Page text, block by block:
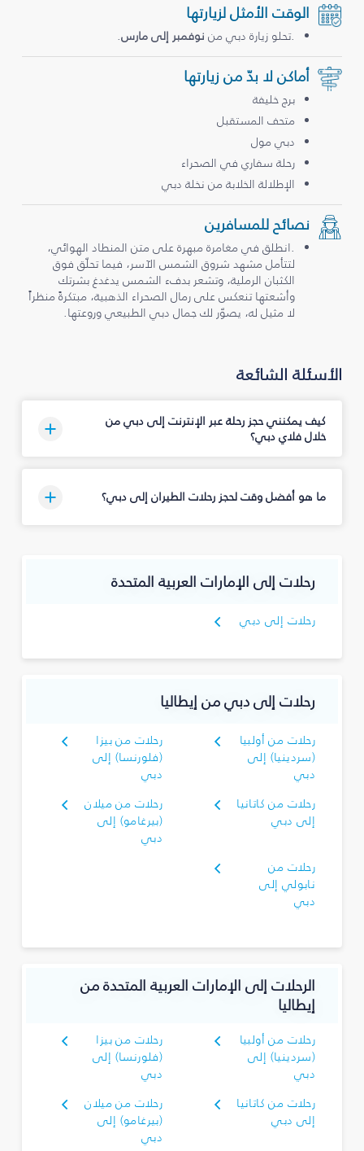
الوقت الأمثل لزيارتها
.تحلو زيارة دبي من نوفمبر إلى مارس.
أماكن لا بدّ من زيارتها
برج خليفة
متحف المستقبل
دبي مول
رحلة سفاري في الصحراء
الإطلالة الخلابة من نخلة دبي
نصائح للمسافرين
.انطلق في مغامرة مبهرة على متن المنطاد الهوائي،
لتتأمل مشهد شروق الشمس الآسر، فيما تحلّق فوق
الكثبان الرملية، وتشعر بدفء الشمس يدغدغ بشرتك
وأشعتها تنعكس على رمال الصحراء الذهبية، مبتكرةً منظراً
لا مثيل له، يصوّر لك جمال دبي الطبيعي وروعتها.
الأسئلة الشائعة
كيف يمكنني حجز رحلة عبر الإنترنت إلى دبي من
خلال فلاي دبي؟
ما هو أفضل وقت لحجز رحلات الطيران إلى دبي؟
رحلات إلى الإمارات العربية المتحدة
رحلات إلى دبي
رحلات إلى دبي من إيطاليا
رحلات من أولبيا
(سردينيا) إلى
دبي
رحلات من بيزا
(فلورنسا) إلى
دبي
رحلات من كاتانيا
إلى دبي
رحلات من ميلان
(بيرغامو) إلى
دبي
رحلات من
نابولي إلى
دبي
الرحلات إلى الإمارات العربية المتحدة من
إيطاليا
رحلات من أولبيا
(سردينيا) إلى
دبي
رحلات من بيزا
(فلورنسا) إلى
دبي
رحلات من كاتانيا
إلى دبي
رحلات من ميلان
(بيرغامو) إلى
دبي